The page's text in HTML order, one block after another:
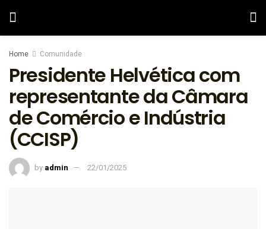
Home Comunidade
Presidente Helvética com
representante da Câmara
de Comércio e Indústria
(CCISP)
by admin 22/01/2025